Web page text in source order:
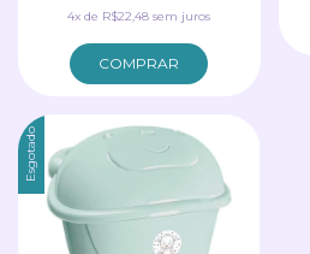
4xde R$22,48 sem juros
COMPRAR
Esgotado